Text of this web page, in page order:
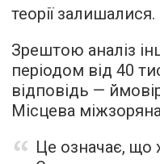
теорії залишалися.
Зрештою аналіз
періодом від 40
відповідь —
Місцева
Це означає, що